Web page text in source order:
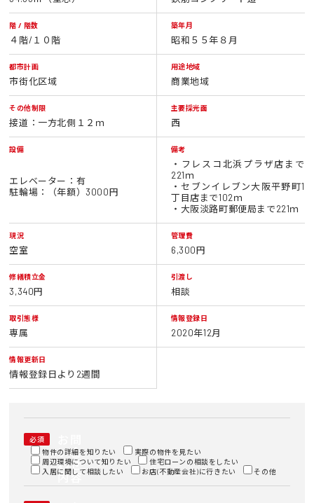
階 / 階数
４階/１０階
築年月
昭和５５年８月
都市計画
市街化区域
用途地域
商業地域
その他制限
接道：一方北側１２ｍ
主要採光面
西
設備
エレベーター：有
駐輪場：（年額）3000円
備考
・フレスコ北浜プラザ店まで
221ｍ
・セブンイレブン大阪平野町1
丁目店まで102ｍ
・大阪淡路町郵便局まで221ｍ
現況
空室
管理費
6,300円
修繕積立金
3,340円
引渡し
相談
取引態様
専属
情報登録日
2020年12月
情報更新日
情報登録日より2週間
必須
い合
わせ
内容
物件の詳細を知りたい
実際の物件を見たい
周辺環境について知りたい
住宅ローンの相談をしたい
入居に関して相談したい
お店(不動産会社)に行きたい その他